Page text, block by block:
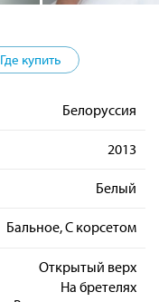
Где купить
Белоруссия
2013
Белый
Бальное, С корсетом
Открытый верх
На бретелях